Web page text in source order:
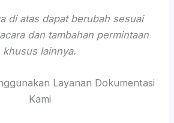
di atas dapat berubah sesuai
dan tambahan permintaan
khusus lainnya.
Layanan Dokumentasi
Kami